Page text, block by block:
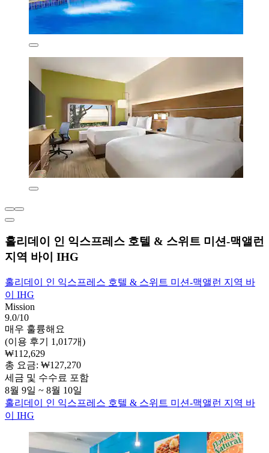
홀리데이 인 익스프레스 호텔 & 스위트 미션-맥앨런
지역 바이 IHG
홀리데이 인 익스프레스 호텔 & 스위트 미션-맥앨런 지역 바
이 IHG
Mission
9.0/10
매우 훌륭해요
(이용 후기 1,017개)
₩112,629
총 요금: ₩127,270
세금 및 수수료 포함
8월 9일 ~ 8월 10일
홀리데이 인 익스프레스 호텔 & 스위트 미션-맥앨런 지역 바
이 IHG